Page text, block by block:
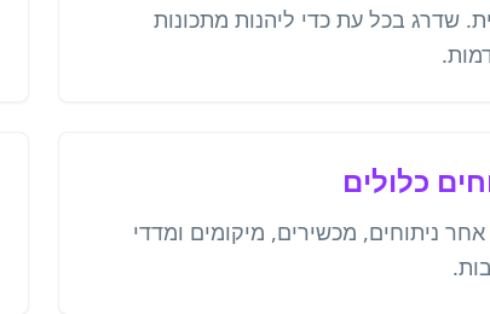
שדרג בכל עת כדי ליהנות מתכונות
כלולים
ניתוחים, מכשירים, מיקומים ומדדי